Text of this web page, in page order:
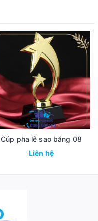
Cúp pha lê sao băng 08
Liên hệ